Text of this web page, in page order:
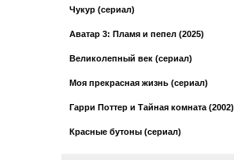
Чукур (сериал)
Аватар 3: Пламя и пепел (2025)
Великолепный век (сериал)
Моя прекрасная жизнь (сериал)
Гарри Поттер и Тайная комната (2002)
Красные бутоны (сериал)